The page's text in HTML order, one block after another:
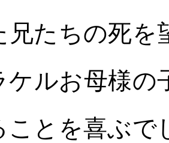
兄たちの死を
ケルお母様
ことを喜ぶで